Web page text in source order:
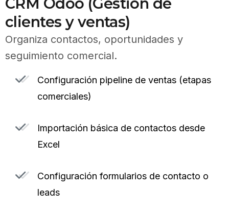
clientes y ventas)
Organiza contactos, oportunidades y
seguimiento comercial.
Configuración pipeline de ventas (etapas
comerciales)
Importación básica de contactos desde
Excel
Configuración formularios de contacto o
leads